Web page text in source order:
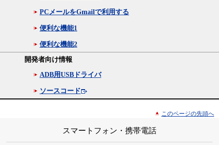
PCメールをGmailで利用する
便利な機能1
便利な機能2
開発者向け情報
ADB用USBドライバ
ソースコード
このページの先頭へ
スマートフォン・携帯電話